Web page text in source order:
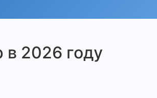
2026 году